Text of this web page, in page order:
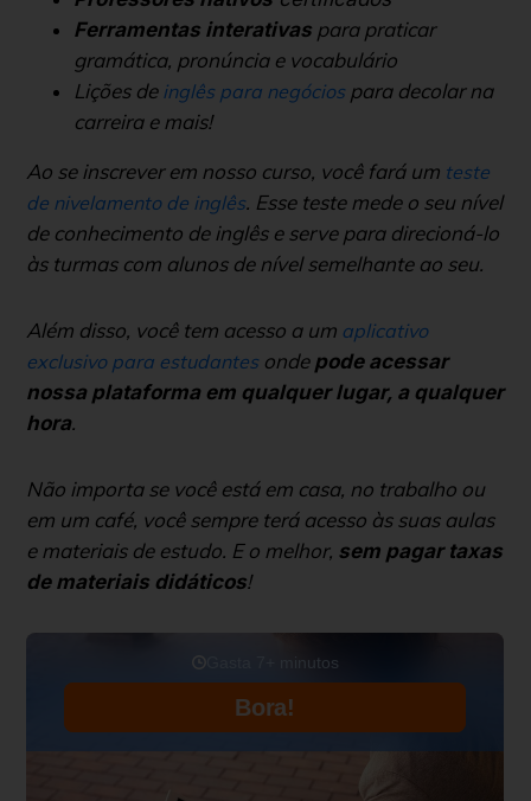
Ferramentas interativas para praticar
gramática, pronúncia e vocabulário
Lições de inglês para negócios para decolar na
carreira e mais!
Ao se inscrever em nosso curso, você fará um teste
de nivelamento de inglês. Esse teste mede o seu nível
de conhecimento de inglês e serve para direcioná-lo
às turmas com alunos de nível semelhante ao seu.
Além disso, você tem acesso a um aplicativo
exclusivo para estudantes onde pode acessar
nossa plataforma em qualquer lugar, a qualquer
hora.
Não importa se você está em casa, no trabalho ou
em um café, você sempre terá acesso às suas aulas
e materiais de estudo. E o melhor, sem pagar taxas
de materiais didáticos!